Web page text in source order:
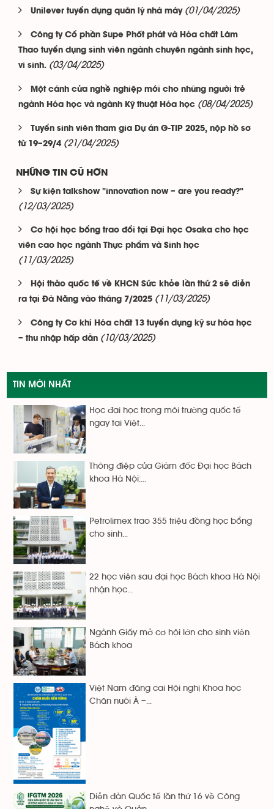
Unilever tuyển dụng quản lý nhà máy (01/04/2025)
Công ty Cổ phần Supe Phốt phát và Hóa chất Lâm
Thao tuyển dụng sinh viên ngành chuyên ngành sinh học,
vi sinh. (03/04/2025)
Một cánh cửa nghề nghiệp mới cho những người trẻ
ngành Hóa học và ngành Kỹ thuật Hóa học (08/04/2025)
Tuyển sinh viên tham gia Dự án G-TIP 2025, nộp hồ sơ
từ 19–29/4 (21/04/2025)
NHỮNG TIN CŨ HƠN
Sự kiện talkshow "innovation now – are you ready?"
(12/03/2025)
Cơ hội học bổng trao đổi tại Đại học Osaka cho học
viên cao học ngành Thực phẩm và Sinh học
(11/03/2025)
Hội thảo quốc tế về KHCN Sức khỏe lần thứ 2 sẽ diễn
ra tại Đà Nẵng vào tháng 7/2025 (11/03/2025)
Công ty Cơ khí Hóa chất 13 tuyển dụng kỹ sư hóa học
– thu nhập hấp dẫn (10/03/2025)
TIN MỚI NHẤT
Học đại học trong môi trường quốc tế
ngay tại Việt...
Thông điệp của Giám đốc Đại học Bách
khoa Hà Nội:...
Petrolimex trao 355 triệu đồng học bổng
cho sinh...
22 học viên sau đại học Bách khoa Hà Nội
nhận học...
Ngành Giấy mở cơ hội lớn cho sinh viên
Bách khoa
Việt Nam đăng cai Hội nghị Khoa học
Chăn nuôi Á –...
Diễn đàn Quốc tế lần thứ 16 về Công